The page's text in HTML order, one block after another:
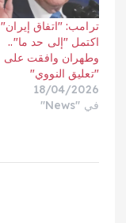
ترامب: "اتفاق إيران"
اكتمل "إلى حد ما"..
وطهران وافقت على
"تعليق النووي"
18/04/2026
في "News"